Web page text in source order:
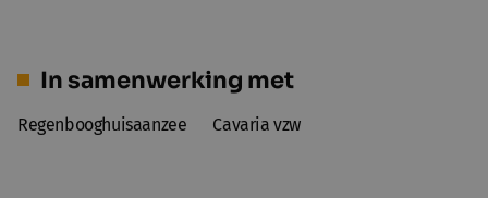
In samenwerking met
Regenbooghuisaanzee Cavaria vzw